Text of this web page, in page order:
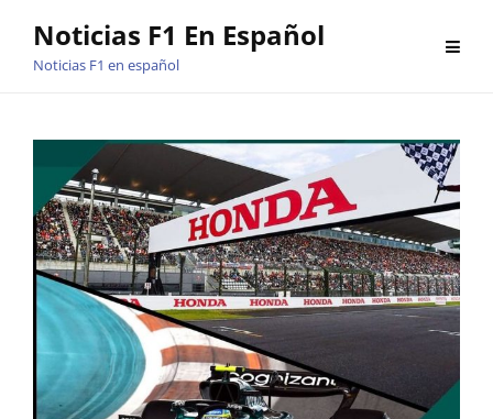
Noticias F1 En Español
Noticias F1 en español